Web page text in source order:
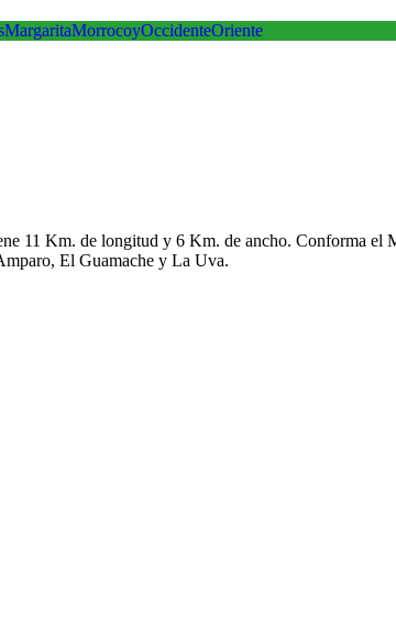
MargaritaMorrocoyOccidenteOriente
11 Km. de longitud y 6 Km. de ancho. Conforma
El Guamache y La Uva.